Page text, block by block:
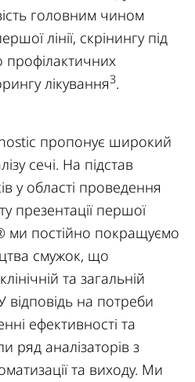
головним чином
лінії, скрінингу під
профілактичних
лікування3.
пропонує широкий
сечі. На підстав
у області проведення
презентації першої
ми постійно покращуємо
смужок, що
та загальній
відповідь на потреби
ефективності та
ряд аналізаторів з
та виходу. Ми